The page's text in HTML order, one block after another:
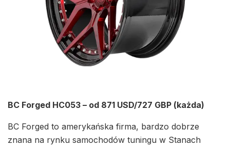
BC Forged HC053 – od 871 USD/727 GBP (każda)
BC Forged to amerykańska firma, bardzo dobrze
znana na rynku samochodów tuningu w Stanach